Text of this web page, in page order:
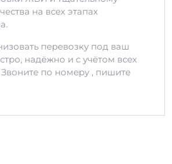
на всех этапах
перевозку под ваш
надёжно и с учётом всех
по номеру , пишите